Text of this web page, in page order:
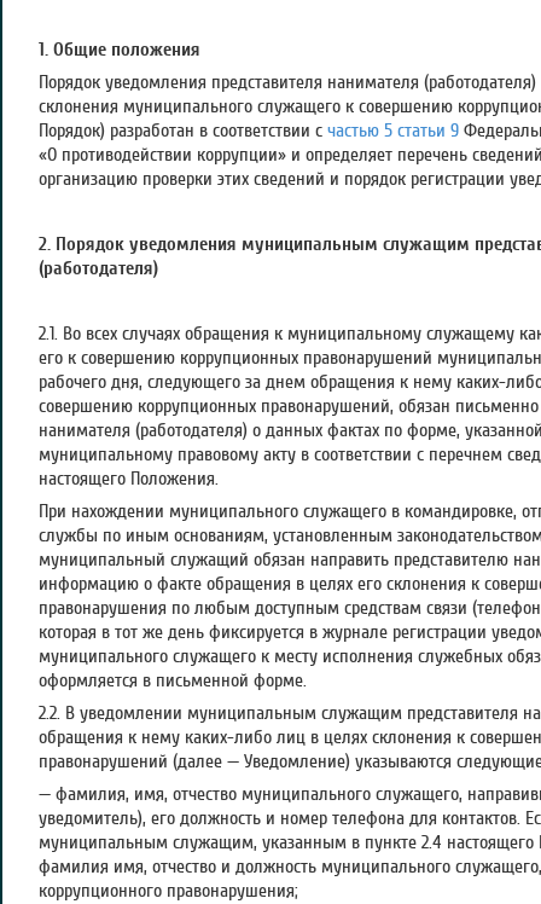
1. Общие положения
Порядок уведомления представителя нанимателя
склонения муниципального служащего к совершению
Порядок) разработан в соответствии с частью 5 статьи 9
«О противодействии коррупции» и определяет перечень
организацию проверки этих сведений и порядок регистрации
2. Порядок уведомления муниципальным служащим
(работодателя)
2.1. Во всех случаях обращения к муниципальному служащему
его к совершению коррупционных правонарушений
рабочего дня, следующего за днем обращения к нему каких-
совершению коррупционных правонарушений, обязан письменно
нанимателя (работодателя) о данных фактах по форме,
муниципальному правовому акту в соответствии с перечнем
настоящего Положения.
При нахождении муниципального служащего в командировке,
службы по иным основаниям, установленным
муниципальный служащий обязан направить представителю
информацию о факте обращения в целях его склонения к
правонарушения по любым доступным средствам связи
которая в тот же день фиксируется в журнале регистрации
муниципального служащего к месту исполнения служебных
оформляется в письменной форме.
2.2. В уведомлении муниципальным служащим представителя
обращения к нему каких-либо лиц в целях склонения к
правонарушений (далее — Уведомление) указываются
— фамилия, имя, отчество муниципального служащего,
уведомитель), его должность и номер телефона для контактов.
муниципальным служащим, указанным в пункте 2.4 настоящего
фамилия имя, отчество и должность муниципального
коррупционного правонарушения;